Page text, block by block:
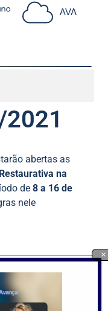
abertas as
na
de 8 a 16 de
nele
×